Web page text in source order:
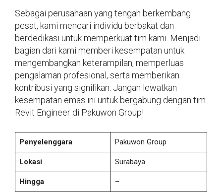
Sebagai perusahaan yang tengah berkembang
pesat, kami mencari individu berbakat dan
berdedikasi untuk memperkuat tim kami. Menjadi
bagian dari kami memberi kesempatan untuk
mengembangkan keterampilan, memperluas
pengalaman profesional, serta memberikan
kontribusi yang signifikan. Jangan lewatkan
kesempatan emas ini untuk bergabung dengan tim
Revit Engineer di Pakuwon Group!
Penyelenggara Pakuwon Group
Lokasi Surabaya
Hingga –